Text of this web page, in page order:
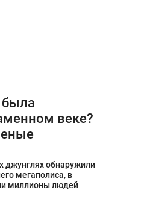
была
веке?
джунглях обнаружили
мегаполиса, в
миллионы людей